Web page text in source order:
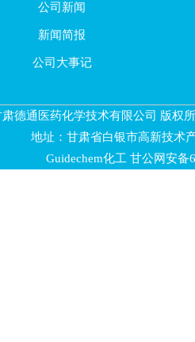
-4-基)-2-丙醇
公司新闻
新闻简报
公司大事记
肃德通医药化学技术有限公司 版权
地址：甘肃省白银市高新技术
Guidechem化工 甘公网安备